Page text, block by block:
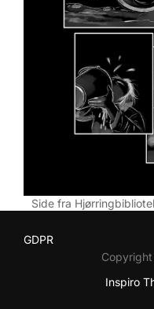
Side fra
GDPR
Inspiro